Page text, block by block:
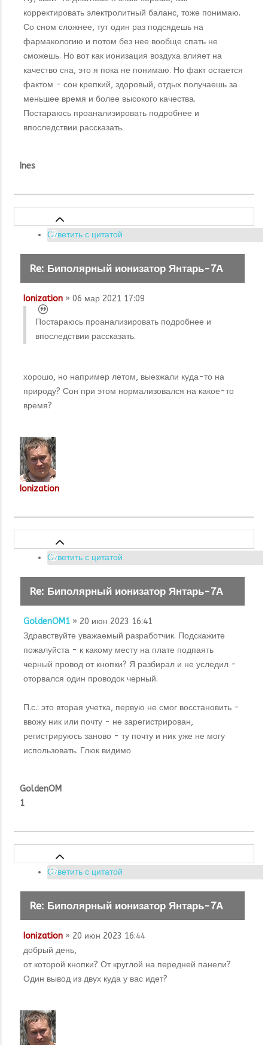
корректировать электролитный баланс, тоже понимаю.
Со сном сложнее, тут один раз подсядешь на
фармакологию и потом без нее вообще спать не
сможешь. Но вот как ионизация воздуха влияет на
качество сна, это я пока не понимаю. Но факт остается
фактом - сон крепкий, здоровый, отдых получаешь за
меньшее время и более высокого качества.
Постараюсь проанализировать подробнее и
впоследствии рассказать.
Ines
Ответить с цитатой
Re: Биполярный ионизатор Янтарь-7А
Ionization » 06 мар 2021 17:09
Постараюсь проанализировать подробнее и
впоследствии рассказать.
хорошо, но например летом, выезжали куда-то на
природу? Сон при этом нормализовался на какое-то
время?
Ionization
Ответить с цитатой
Re: Биполярный ионизатор Янтарь-7А
GoldenOM1 » 20 июн 2023 16:41
Здравствуйте уважаемый разработчик. Подскажите
пожалуйста - к какому месту на плате подпаять
черный провод от кнопки? Я разбирал и не уследил -
оторвался один проводок черный.
П.с.: это вторая учетка, первую не смог восстановить -
ввожу ник или почту - не зарегистрирован,
регистрируюсь заново - ту почту и ник уже не могу
использовать. Глюк видимо
GoldenOM
1
Ответить с цитатой
Re: Биполярный ионизатор Янтарь-7А
Ionization » 20 июн 2023 16:44
добрый день,
от которой кнопки? От круглой на передней панели?
Один вывод из двух куда у вас идет?